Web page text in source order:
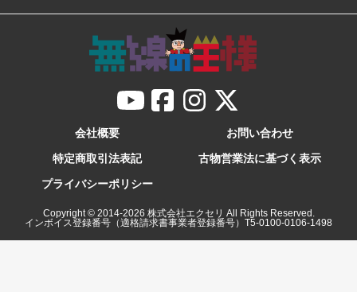
会社概要
お問い合わせ
特定商取引法表記
古物営業法に基づく表示
プライバシーポリシー
Copyright © 2014-2026 株式会社エクセリ All Rights Reserved.
インボイス登録番号（適格請求書事業者登録番号）T5-0100-0106-1498